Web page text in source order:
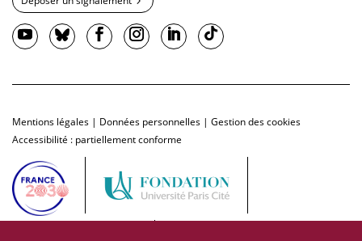
Mentions légales | Données personnelles | Gestion des cookies
Accessibilité : partiellement conforme